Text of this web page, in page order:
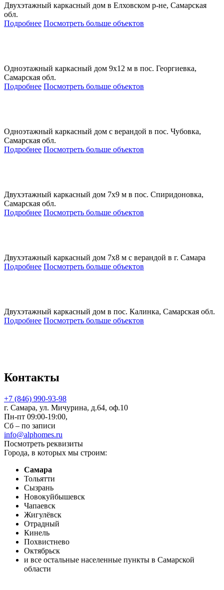
Двухэтажный каркасный дом в Елховском р-не, Самарская
обл.
Подробнее Посмотреть больше объектов
Одноэтажный каркасный дом 9х12 м в пос. Георгиевка,
Самарская обл.
Подробнее Посмотреть больше объектов
Одноэтажный каркасный дом с верандой в пос. Чубовка,
Самарская обл.
Подробнее Посмотреть больше объектов
Двухэтажный каркасный дом 7х9 м в пос. Спиридоновка,
Самарская обл.
Подробнее Посмотреть больше объектов
Двухэтажный каркасный дом 7х8 м с верандой в г. Самара
Подробнее Посмотреть больше объектов
Двухэтажный каркасный дом в пос. Калинка, Самарская обл.
Подробнее Посмотреть больше объектов
Контакты
+7 (846) 990-93-98
г. Самара, ул. Мичурина, д.64, оф.10
Пн-пт 09:00-19:00,
Сб – по записи
info@alphomes.ru
Посмотреть реквизиты
Города, в которых мы строим:
Самара
Тольятти
Сызрань
Новокуйбышевск
Чапаевск
Жигулёвск
Отрадный
Кинель
Похвистнево
Октябрьск
и все остальные населенные пункты в Самарской
области